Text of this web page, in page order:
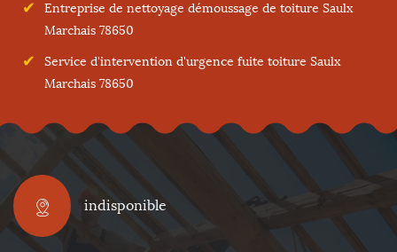
Entreprise de nettoyage démoussage de toiture Saulx
Marchais 78650
Service d'intervention d'urgence fuite toiture Saulx
Marchais 78650
indisponible